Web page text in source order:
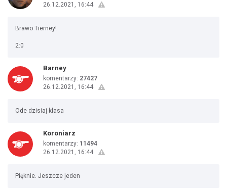
26.12.2021, 16:44
Brawo Tierney!
2:0
Barney
komentarzy: 27427
26.12.2021, 16:44
Ode dzisiaj klasa
Koroniarz
komentarzy: 11494
26.12.2021, 16:44
Pięknie. Jeszcze jeden